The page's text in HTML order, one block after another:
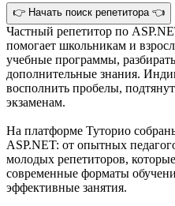
👉 Начать поиск репетитора 👈
Частный репетитор по
помогает школьникам и
учебные программы,
дополнительные знания.
восполнить пробелы,
экзаменам.
На платформе Туторио
ASP.NET: от опытных
молодых репетиторов,
современные форматы
эффективные занятия.